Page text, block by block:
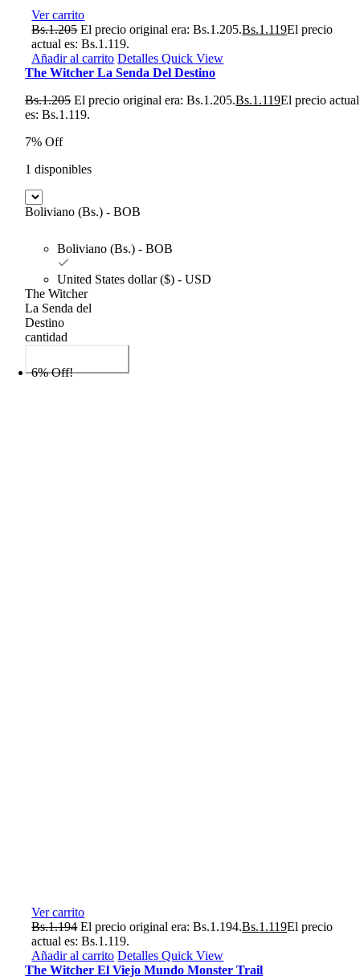
Ver carrito
Bs.1.205 El precio original era: Bs.1.205.Bs.1.119El precio
actual es: Bs.1.119.
Añadir al carrito Detalles Quick View
The Witcher La Senda Del Destino
Bs.1.205 El precio original era: Bs.1.205.Bs.1.119El precio actual
es: Bs.1.119.
7% Off
1 disponibles
Boliviano (Bs.) - BOB
Boliviano (Bs.) - BOB
United States dollar ($) - USD
The Witcher
La Senda del
Destino
cantidad
6% Off!
Ver carrito
Bs.1.194 El precio original era: Bs.1.194.Bs.1.119El precio
actual es: Bs.1.119.
Añadir al carrito Detalles Quick View
The Witcher El Viejo Mundo Monster Trail